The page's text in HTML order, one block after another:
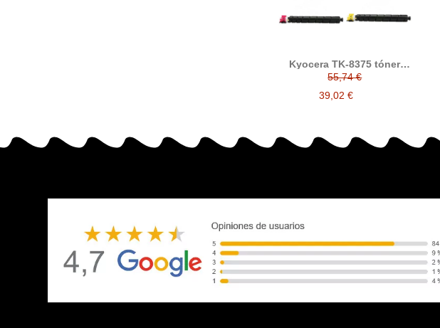
Kyocera TK-8375 tóner
compatible
55,74 €
39,02 €